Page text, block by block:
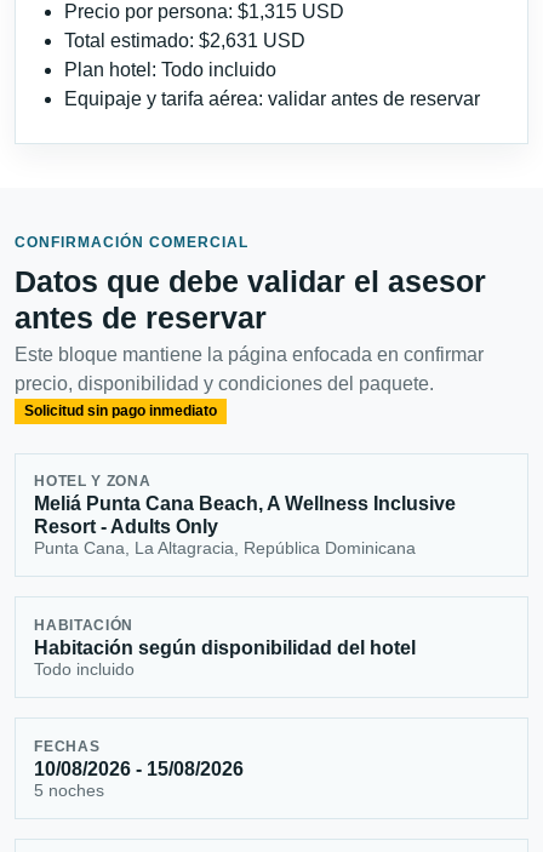
Precio por persona: $1,315 USD
Total estimado: $2,631 USD
Plan hotel: Todo incluido
Equipaje y tarifa aérea: validar antes de reservar
CONFIRMACIÓN COMERCIAL
Datos que debe validar el asesor
antes de reservar
Este bloque mantiene la página enfocada en confirmar
precio, disponibilidad y condiciones del paquete.
Solicitud sin pago inmediato
HOTEL Y ZONA
Meliá Punta Cana Beach, A Wellness Inclusive
Resort - Adults Only
Punta Cana, La Altagracia, República Dominicana
HABITACIÓN
Habitación según disponibilidad del hotel
Todo incluido
FECHAS
10/08/2026 - 15/08/2026
5 noches